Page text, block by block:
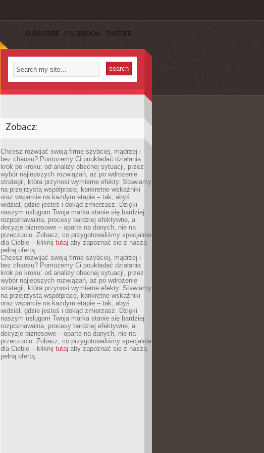
SUBSCRIBE FACEBOOK TWITTER
Zobacz:
Chcesz rozwijać swoją firmę szybciej, mądrzej i
bez chaosu? Pomożemy Ci poukładać działania
krok po kroku: od analizy obecnej sytuacji, przez
wybór najlepszych rozwiązań, aż po wdrożenie
strategii, która przynosi wymierne efekty. Stawiamy
na przejrzystą współpracę, konkretne wskaźniki
oraz wsparcie na każdym etapie – tak, abyś
widział, gdzie jesteś i dokąd zmierzasz. Dzięki
naszym usługom Twoja marka stanie się bardziej
rozpoznawalna, procesy bardziej efektywne, a
decyzje biznesowe – oparte na danych, nie na
przeczuciu. Zobacz, co przygotowaliśmy specjalnie
dla Ciebie – kliknij tutaj aby zapoznać się z naszą
pełną ofertą.
Chcesz rozwijać swoją firmę szybciej, mądrzej i
bez chaosu? Pomożemy Ci poukładać działania
krok po kroku: od analizy obecnej sytuacji, przez
wybór najlepszych rozwiązań, aż po wdrożenie
strategii, która przynosi wymierne efekty. Stawiamy
na przejrzystą współpracę, konkretne wskaźniki
oraz wsparcie na każdym etapie – tak, abyś
widział, gdzie jesteś i dokąd zmierzasz. Dzięki
naszym usługom Twoja marka stanie się bardziej
rozpoznawalna, procesy bardziej efektywne, a
decyzje biznesowe – oparte na danych, nie na
przeczuciu. Zobacz, co przygotowaliśmy specjalnie
dla Ciebie – kliknij tutaj aby zapoznać się z naszą
pełną ofertą.